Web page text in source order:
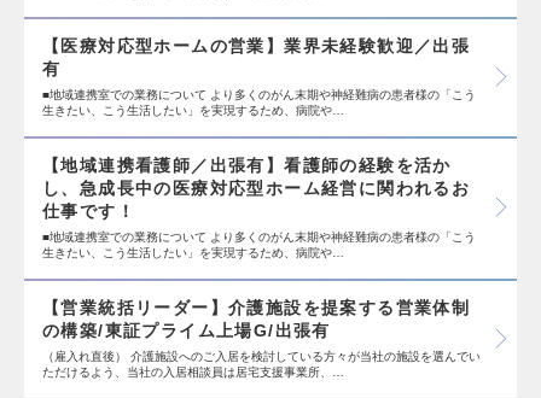
【医療対応型ホームの営業】業界未経験歓迎／出張
有
■地域連携室での業務について より多くのがん末期や神経難病の患者様の「こう
生きたい、こう生活したい」を実現するため、病院や…
【地域連携看護師／出張有】看護師の経験を活か
し、急成長中の医療対応型ホーム経営に関われるお
仕事です！
■地域連携室での業務について より多くのがん末期や神経難病の患者様の「こう
生きたい、こう生活したい」を実現するため、病院や…
【営業統括リーダー】介護施設を提案する営業体制
の構築/東証プライム上場G/出張有
（雇入れ直後） 介護施設へのご入居を検討している方々が当社の施設を選んでい
ただけるよう、当社の入居相談員は居宅支援事業所、…